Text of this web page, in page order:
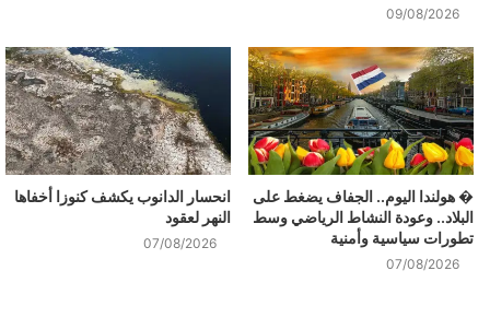
09/08/2026
� هولندا اليوم.. الجفاف يضغط على
البلاد.. وعودة النشاط الرياضي وسط
تطورات سياسية وأمنية
07/08/2026
انحسار الدانوب يكشف كنوزا أخفاها
النهر لعقود
07/08/2026